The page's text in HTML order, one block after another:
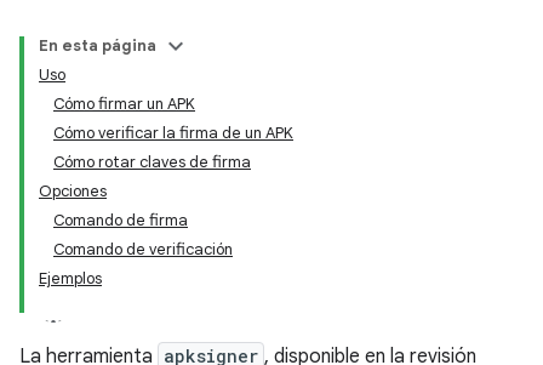
En esta página
Uso
Cómo firmar un APK
Cómo verificar la firma de un APK
Cómo rotar claves de firma
Opciones
Comando de firma
Comando de verificación
Ejemplos
La herramienta apksigner , disponible en la revisión